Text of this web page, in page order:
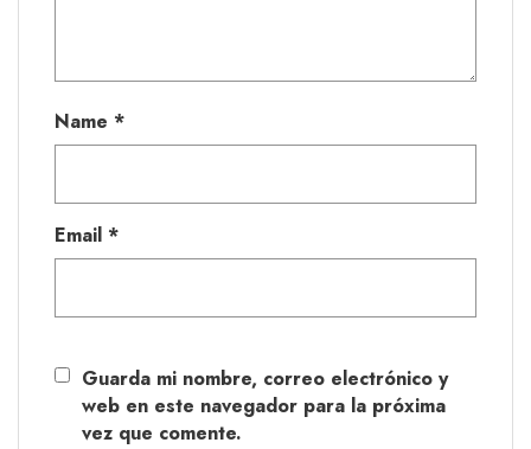
Name *
Email *
Guarda mi nombre, correo electrónico y
web en este navegador para la próxima
vez que comente.